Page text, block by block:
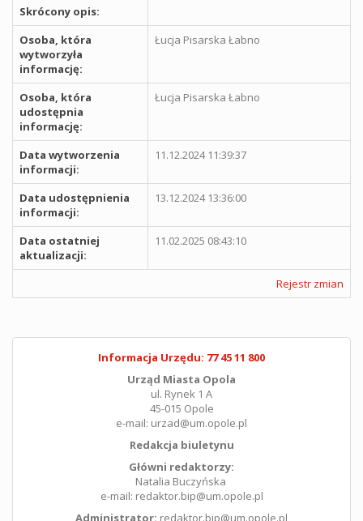
Skrócony opis:
Osoba, która
wytworzyła
informację:
Łucja Pisarska Łabno
Osoba, która
udostępnia
informację:
Łucja Pisarska Łabno
Data wytworzenia
informacji:
11.12.2024 11:39:37
Data udostępnienia
informacji:
13.12.2024 13:36:00
Data ostatniej
aktualizacji:
11.02.2025 08:43:10
Rejestr zmian
Informacja Urzędu: 77 45 11 800
Urząd Miasta Opola
ul. Rynek 1 A
45-015 Opole
e-mail: urzad@um.opole.pl
Redakcja biuletynu
Główni redaktorzy:
Natalia Buczyńska
e-mail: redaktor.bip@um.opole.pl
Administrator: redaktor.bip@um.opole.pl